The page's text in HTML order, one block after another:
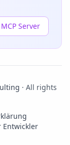
MCP Server
· All rights
Entwickler